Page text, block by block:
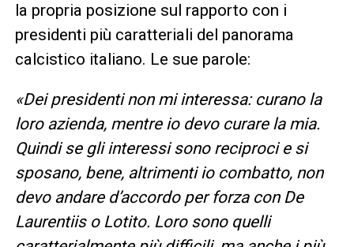
la propria posizione sul rapporto con i
presidenti più caratteriali del panorama
calcistico italiano. Le sue parole:
«Dei presidenti non mi interessa: curano la
loro azienda, mentre io devo curare la mia.
Quindi se gli interessi sono reciproci e si
sposano, bene, altrimenti io combatto, non
devo andare d’accordo per forza con De
Laurentiis o Lotito. Loro sono quelli